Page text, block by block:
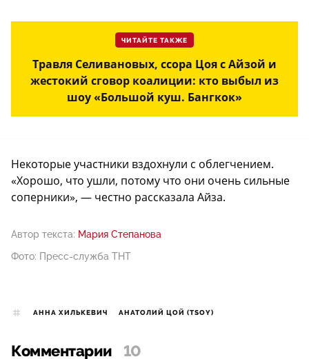
ЧИТАЙТЕ ТАКЖЕ
Травля Селивановых, ссора Цоя с Айзой и
жестокий сговор коалиции: кто выбыл из
шоу «Большой куш. Бангкок»
Некоторые участники вздохнули с облегчением.
«Хорошо, что ушли, потому что они очень сильные
соперники», — честно рассказала Айза.
Автор текста: Мария Степанова
Фото: Пресс-служба ТНТ
АННА ХИЛЬКЕВИЧ АНАТОЛИЙ ЦОЙ (TSOY)
Комментарии 10